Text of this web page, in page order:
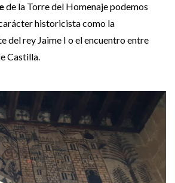
de la Torre del Homenaje podemos
historicista como la
del rey Jaime I o el encuentro entre
Castilla.